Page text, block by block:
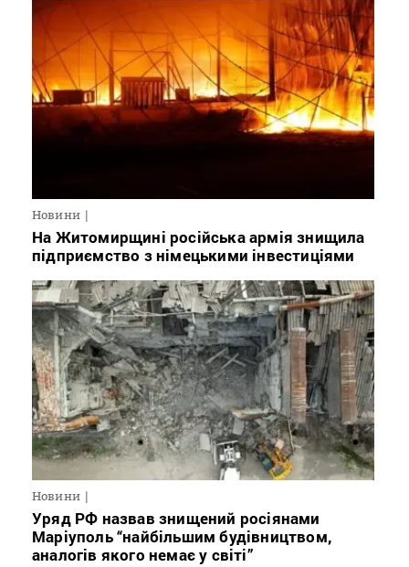
Новини
На Житомирщині російська армія знищила
підприємство з німецькими інвестиціями
Новини
Уряд РФ назвав знищений росіянами
Маріуполь “найбільшим будівництвом,
аналогів якого немає у світі”